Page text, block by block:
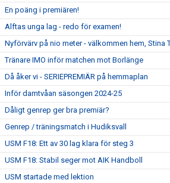
En poäng i premiären!
Alftas unga lag - redo för examen!
Nyförvärv på nio meter - välkommen hem, Stina
Tränare IMO inför matchen mot Borlänge
Då åker vi - SERIEPREMIÄR på hemmaplan
Inför damtvåan säsongen 2024-25
Dåligt genrep ger bra premiär?
Genrep / träningsmatch i Hudiksvall
USM F18: Ett av 30 lag klara för steg 3
USM F18: Stabil seger mot AIK Handboll
USM startade med lektion